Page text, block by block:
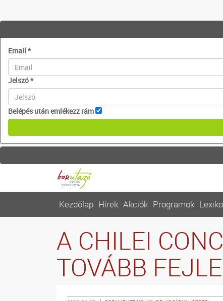
Email *
Jelszó*
Belépés után emlékezz rám
Kezdőlap Hírek Akciók Programok
A CHILEI
TOVÁBB